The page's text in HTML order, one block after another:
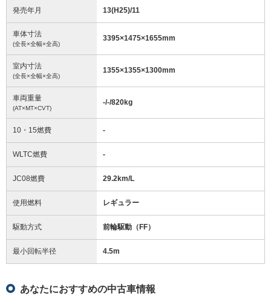
発売年月 13(H25)/11
車体寸法
(全長×全幅×全高)
3395×1475×1655mm
室内寸法
(全長×全幅×全高)
1355×1355×1300mm
車両重量
(AT×MT×CVT)
-/-/820kg
10・15燃費 -
WLTC燃費 -
JC08燃費 29.2km/L
使用燃料 レギュラー
駆動方式 前輪駆動（FF）
最小回転半径 4.5m
あなたにおすすめの中古車情報